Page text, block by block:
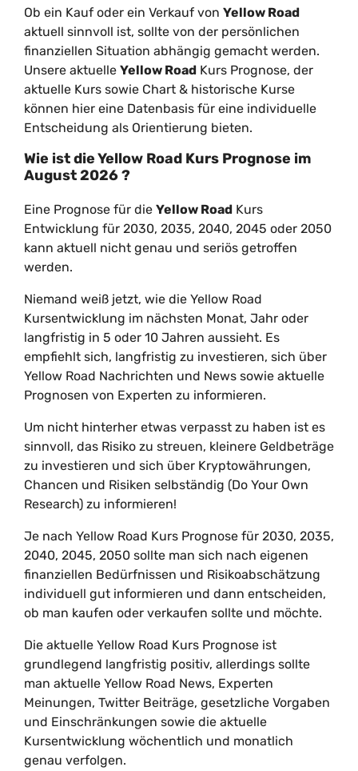
Ob ein Kauf oder ein Verkauf von Yellow Road
aktuell sinnvoll ist, sollte von der persönlichen
finanziellen Situation abhängig gemacht werden.
Unsere aktuelle Yellow Road Kurs Prognose, der
aktuelle Kurs sowie Chart & historische Kurse
können hier eine Datenbasis für eine individuelle
Entscheidung als Orientierung bieten.
Wie ist dieYellow Road Kurs Prognose im
August2026?
Eine Prognose für die Yellow Road Kurs
Entwicklung für 2030, 2035, 2040, 2045 oder 2050
kann aktuell nicht genau und seriös getroffen
werden.
Niemand weiß jetzt, wie die Yellow Road
Kursentwicklung im nächsten Monat, Jahr oder
langfristig in 5 oder 10 Jahren aussieht. Es
empfiehlt sich, langfristig zu investieren, sich über
Yellow Road Nachrichten und News sowie aktuelle
Prognosen von Experten zu informieren.
Um nicht hinterher etwas verpasst zu haben ist es
sinnvoll, das Risiko zu streuen, kleinere Geldbeträge
zu investieren und sich über Kryptowährungen,
Chancen und Risiken selbständig (Do Your Own
Research) zu informieren!
Je nach Yellow Road Kurs Prognose für 2030, 2035,
2040, 2045, 2050 sollte man sich nach eigenen
finanziellen Bedürfnissen und Risikoabschätzung
individuell gut informieren und dann entscheiden,
ob man kaufen oder verkaufen sollte und möchte.
Die aktuelle Yellow Road Kurs Prognose ist
grundlegend langfristig positiv, allerdings sollte
man aktuelle Yellow Road News, Experten
Meinungen, Twitter Beiträge, gesetzliche Vorgaben
und Einschränkungen sowie die aktuelle
Kursentwicklung wöchentlich und monatlich
genau verfolgen.